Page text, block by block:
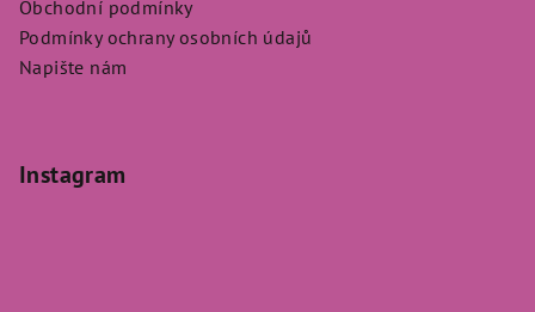
Obchodní podmínky
Podmínky ochrany osobních údajů
Napište nám
Instagram